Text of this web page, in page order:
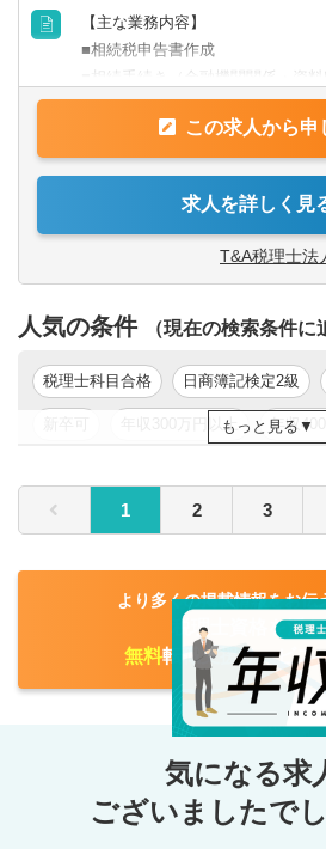
【求める人物像・タイプ・志向性】
■相続税に興味のある方
■専門的な知識をつけていきたい方
■自分の市場価値を高めたい方
・「勉強、学びが好き」「人の役
して充実感を得られる方に合う環
■風通しがよい職場を求めている方
・トップとの距離が近く、社員の
な意見も全員が否定せず、真剣に
する検討や意見を出し合う社風で
■全員にチャンスがある職場を求め
進することができる環境です。「
などのメンバーの成長意欲や意思
■お客様に必要なものを提案したい
め、お客様の問題解決に向けて中
えすることができる仕事です。
立川：28名 金融機関の出身者が
町田：25名
【主な業務内容】
■相続税申告書作成
■相続手続き（金融機関関係・資料
■遺産分割方法の提案
■納税資金の確保方法
■二次相続対策
■節税対策のご提案
■資産状況の整理→見直し
■必要であれば資産活用方法
【業界未経験から税務会計専門家
共有会（事例検討）などを活用し
様対応を行う上で必要となる知識
■業務知識の習得／先輩に同行し
相続を踏まえた分割方法の提案、
を学びながら、一連の業務を覚え
★過去メンバーは半年程度で主担
ますが、独り立ちするまでは2人
ります。担当制のため顧客との関
いき、中立的な立場から本音ベー
この求人から申
求人を詳しく見
T&A税理士法
人気の条件 （現在の検索条件に
税理士科目合格 日商簿記検定2級
年収300万円以上 年収400
もっと見る
1 2 3
より多くの掲載情報をお伝
税理士資格を活
無料転職支援サービス
気になる求
ございましたで
検索する